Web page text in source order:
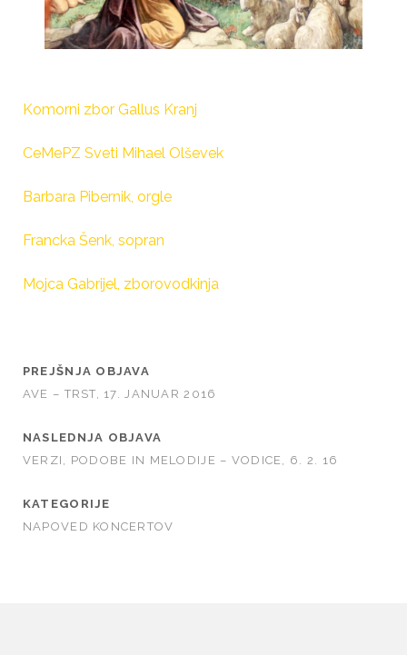
Komorni zbor Gallus Kranj
CeMePZ Sveti Mihael Olševek
Barbara Pibernik, orgle
Francka Šenk, sopran
Mojca Gabrijel, zborovodkinja
PREJŠNJA OBJAVA
AVE – TRST, 17. JANUAR 2016
NASLEDNJA OBJAVA
VERZI, PODOBE IN MELODIJE – VODICE, 6. 2. 16
KATEGORIJE
NAPOVED KONCERTOV